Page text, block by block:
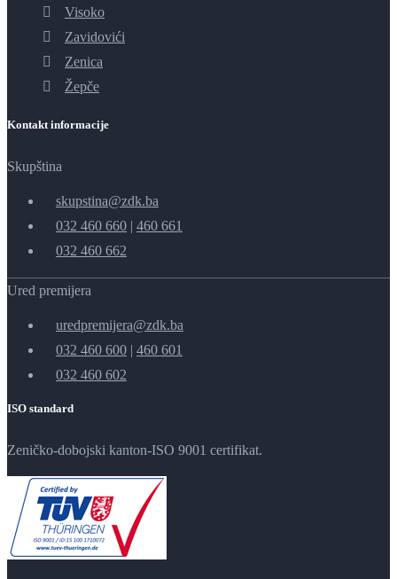
Visoko
Zavidovići
Zenica
Žepče
Kontakt informacije
Skupština
skupstina@zdk.ba
032 460 660 | 460 661
032 460 662
Ured premijera
uredpremijera@zdk.ba
032 460 600 | 460 601
032 460 602
ISO standard
Zeničko-dobojski kanton-ISO 9001 certifikat.